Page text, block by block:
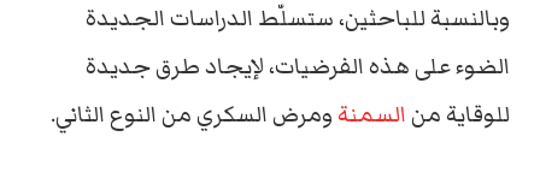
وبالنسبة للباحثين، ستسلّط الدراسات الجديدة
الضوء على هذه الفرضيات، لإيجاد طرق جديدة
للوقاية منالسمنةومرض السكري من النوع الثاني.